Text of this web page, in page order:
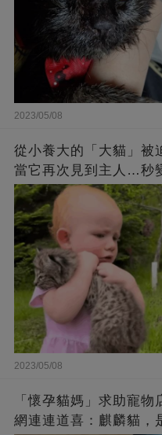
2023/05/08
從小養大的「大貓」被
當它再次見到主人…秒
2023/05/08
「懷孕貓媽」求助寵物
網連連道喜：麒麟貓，